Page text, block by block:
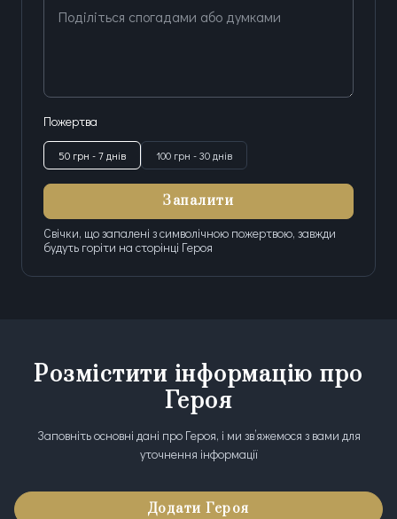
Поділіться спогадами або думками
Пожертва
50 грн - 7 днів 100 грн - 30 днів
Запалити
Свічки, що запалені з символічною пожертвою, завжди
будуть горіти на сторінці Героя
Розмістити інформацію про
Героя
Заповніть основні дані про Героя, і ми зв’яжемося з вами для
уточнення інформації
Додати Героя